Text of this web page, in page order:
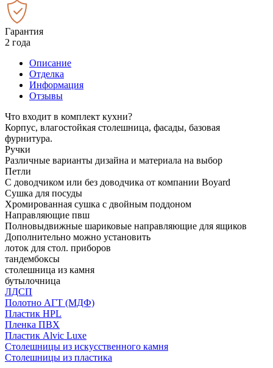
Гарантия
2 года
Описание
Отделка
Информация
Отзывы
Что входит в комплект кухни?
Корпус, влагостойкая столешница, фасады, базовая
фурнитура.
Ручки
Различные варианты дизайна и материала на выбор
Петли
С доводчиком или без доводчика от компании Boyard
Сушка для посуды
Хромированная сушка с двойным поддоном
Направляющие пвш
Полновыдвижные шариковые направляющие для ящиков
Дополнительно можно установить
лоток для стол. приборов
тандембоксы
столешница из камня
бутылочница
ЛДСП
Полотно АГТ (МДФ)
Пластик HPL
Пленка ПВХ
Пластик Alvic Luxe
Столешницы из искусственного камня
Столешницы из пластика